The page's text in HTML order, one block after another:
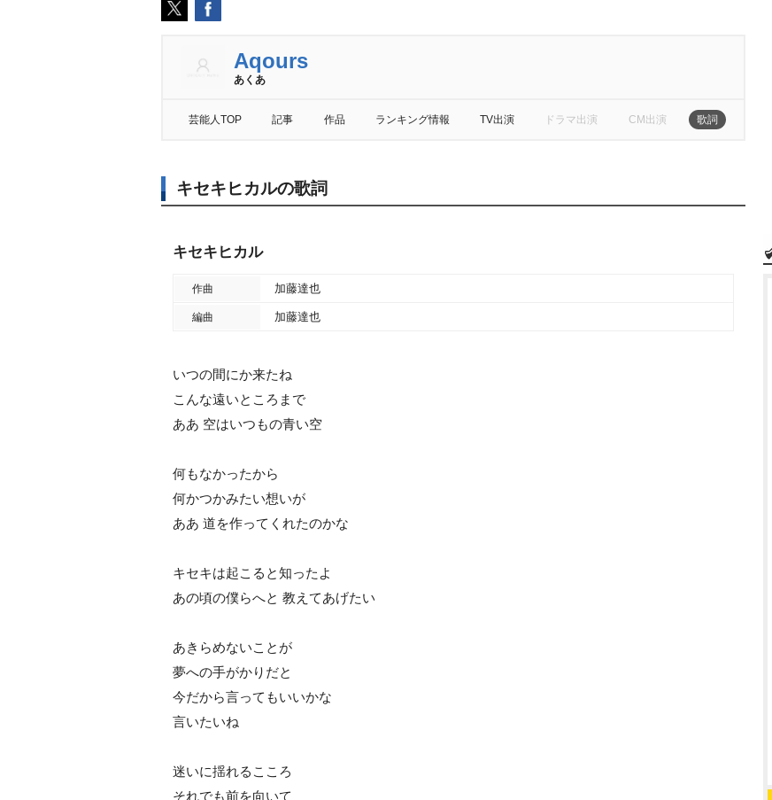
Aqours
あくあ
芸能人TOP 記事 作品 ランキング情報 TV出演 ドラマ出演 CM出演 歌詞
キセキヒカルの歌詞
キセキヒカル
作曲 加藤達也
編曲 加藤達也
いつの間にか来たね
こんな遠いところまで
ああ 空はいつもの青い空
何もなかったから
何かつかみたい想いが
ああ 道を作ってくれたのかな
キセキは起こると知ったよ
あの頃の僕らへと 教えてあげたい
あきらめないことが
夢への手がかりだと
今だから言ってもいいかな
言いたいね
迷いに揺れるこころ
それでも前を向いて